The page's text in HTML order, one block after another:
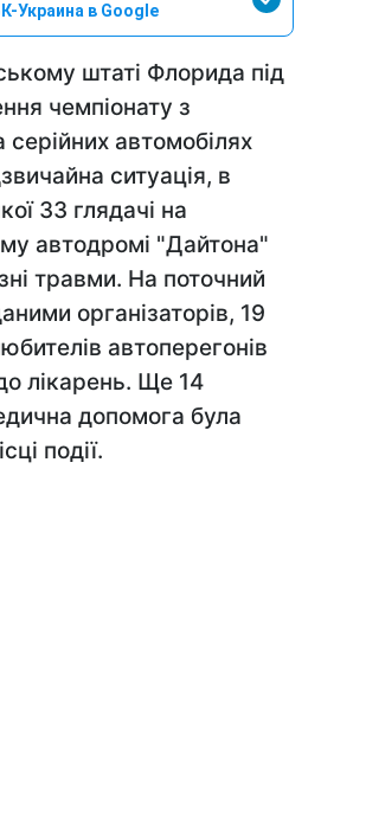
Украина в Google
штаті Флорида під
чемпіонату з
серійних автомобілях
ситуація, в
33 глядачі на
автодромі "Дайтона"
травми. На поточний
організаторів, 19
автоперегонів
лікарень. Ще 14
допомога була
події.